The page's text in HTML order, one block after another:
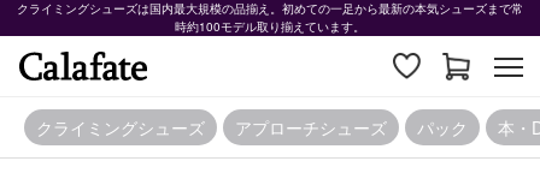
クライミングシューズは国内最大規模の品揃え。初めての一足から最新の本気シューズまで常
時約100モデル取り揃えています。
クライミングシューズ アプローチシューズ パック 本・